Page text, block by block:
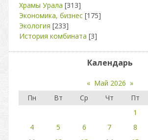
Храмы Урала [313]
Экономика, бизнес [175]
Экология [233]
История комбината [3]
Календарь
« Май 2026 »
Пн
Вт Ср Чт Пт
1
4
5 6 7 8